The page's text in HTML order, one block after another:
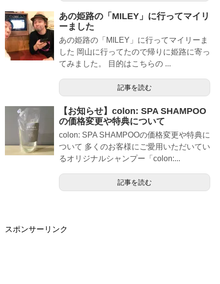
あの姫路の「MILEY」に行ってマイリ
ーました
あの姫路の「MILEY」に行ってマイリーま
した 岡山に行ってたので帰りに姫路に寄っ
てみました。 目的はこちらの ...
記事を読む
【お知らせ】colon: SPA SHAMPOO
の価格変更や特典について
colon: SPA SHAMPOOの価格変更や特典に
ついて 多くのお客様にご愛用いただいてい
るオリジナルシャンプー「colon:...
記事を読む
スポンサーリンク